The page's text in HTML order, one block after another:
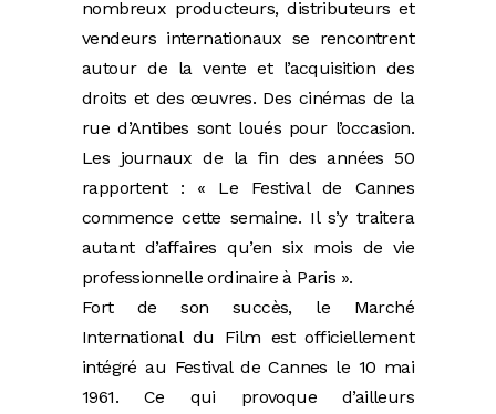
nombreux producteurs, distributeurs et
vendeurs internationaux se rencontrent
autour de la vente et l’acquisition des
droits et des œuvres. Des cinémas de la
rue d’Antibes sont loués pour l’occasion.
Les journaux de la fin des années 50
rapportent : « Le Festival de Cannes
commence cette semaine. Il s’y traitera
autant d’affaires qu’en six mois de vie
professionnelle ordinaire à Paris ».
Fort de son succès, le Marché
International du Film est officiellement
intégré au Festival de Cannes le 10 mai
1961. Ce qui provoque d’ailleurs